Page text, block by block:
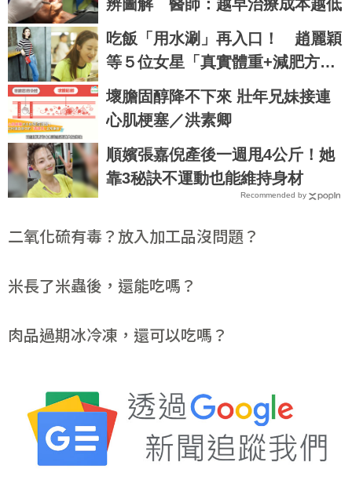
辨圖解 醫師：越早治療成本越低
吃飯「用水涮」再入口！ 趙麗穎
等５位女星「真實體重+減肥方
法」公開
壞膽固醇降不下來 壯年兄妹接連
心肌梗塞／洪素卿
順嬪張嘉倪產後一週甩4公斤！她
靠3秘訣不運動也能維持身材
Recommended by
二氧化硫有毒？放入加工品沒問題？
米長了米蟲後，還能吃嗎？
肉品過期冰冷凍，還可以吃嗎？